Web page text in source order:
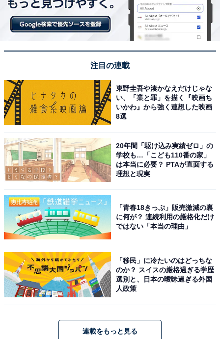
●安蔵さんのコメント
「アイリスオーヤマは、ものづくりにおいて最初にター
ゲットとなるユーザー層を設定し、そのターゲットにと
格を抑えています。元から『コストパフォーマンスがよ
とです。
それに加えて、家具の上などにあるホコリを静電気で吸
ーをスティック掃除機に付属するなど、掃除機1台だけ
では掃除しきれないところまで掃除できる工夫をこらし
ている点が、1位になった理由ではないかと思います。
掃除機、キャニスター掃除機、ハンディ掃除機まで幅広
いラインアップをそろえており、自分のニーズに合った
製品を選びやすいのも魅力です」
※コメントは全て原文ママです
この記事の回答者：安蔵靖志
ビジネス・IT系出版社で編集記者を務めた後、フリーラ
など多数のメディアに出演。ラジオ番組の家電コーナー
の構成なども手掛ける。
注目の連載
東野圭吾や湊かなえだけじゃな
い、「業と罪」を描く『映画ち
いかわ』から強く連想した映画
8選
20年間「駆け込み実績ゼロ」の
学校も…「こども110番の家」
は本当に必要？ PTAが直面する
理想と現実
「青春18きっぷ」販売激減の裏
に何が？ 連続利用の厳格化だけ
ではない「本当の理由」
「移民」に冷たいのはどっちな
のか？ スイスの厳格過ぎる学歴
選別と、日本の曖昧過ぎる外国
人政策
連載をもっと見る